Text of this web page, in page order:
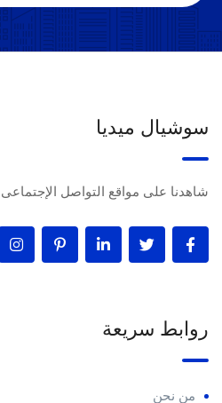
سوشيال ميديا
شاهدنا على مواقع التواصل الإجتماعى
روابط سريعة
من نحن